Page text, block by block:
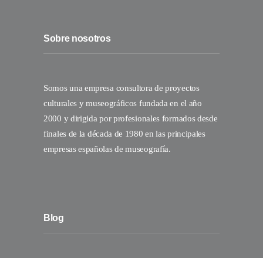
Sobre nosotros
Somos una empresa consultora de proyectos
culturales y museográficos fundada en el año
2000 y dirigida por profesionales formados desde
finales de la década de 1980 en las principales
empresas españolas de museografía.
Blog